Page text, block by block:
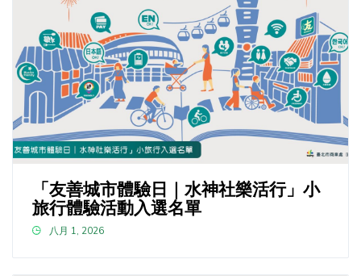
「友善城市體驗日｜水神社樂活行」小
旅行體驗活動入選名單
八月 1, 2026